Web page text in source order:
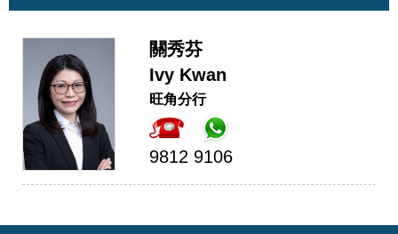
關秀芬
Ivy Kwan
旺角分行
9812 9106